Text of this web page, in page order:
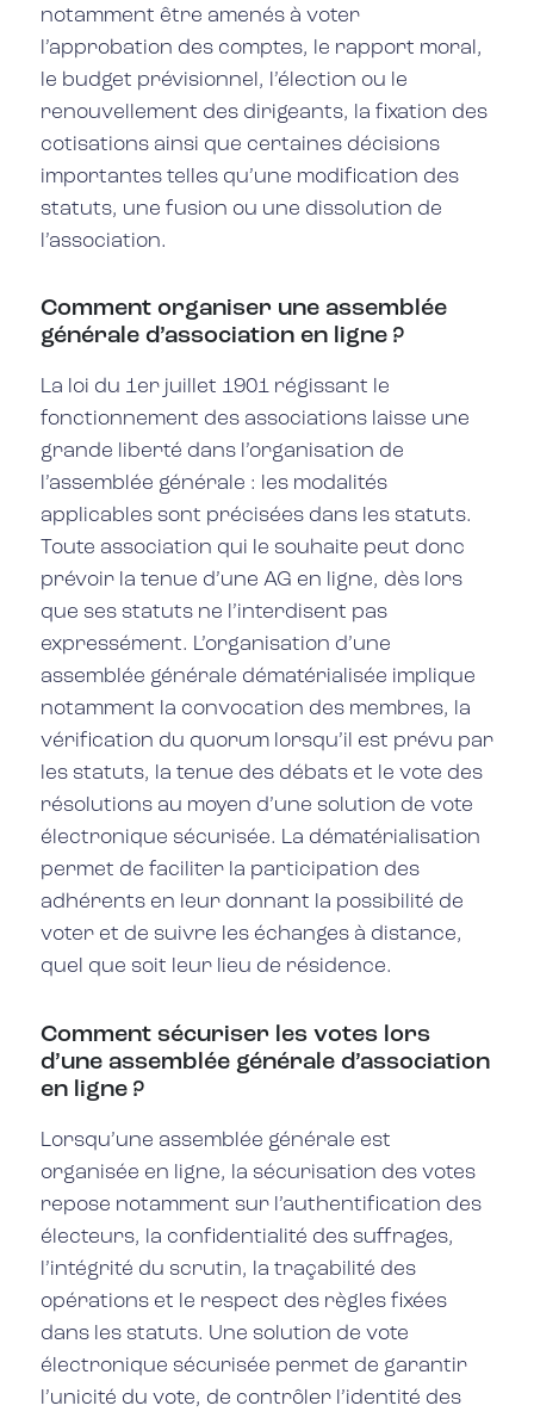
notamment être amenés à voter
l’approbation des comptes, le rapport moral,
le budget prévisionnel, l’élection ou le
renouvellement des dirigeants, la fixation des
cotisations ainsi que certaines décisions
importantes telles qu’une modification des
statuts, une fusion ou une dissolution de
l’association.
Comment organiser une assemblée
générale d’association en ligne ?
La loi du 1er juillet 1901 régissant le
fonctionnement des associations laisse une
grande liberté dans l’organisation de
l’assemblée générale : les modalités
applicables sont précisées dans les statuts.
Toute association qui le souhaite peut donc
prévoir la tenue d’une AG en ligne, dès lors
que ses statuts ne l’interdisent pas
expressément. L’organisation d’une
assemblée générale dématérialisée implique
notamment la convocation des membres, la
vérification du quorum lorsqu’il est prévu par
les statuts, la tenue des débats et le vote des
résolutions au moyen d’une solution de vote
électronique sécurisée. La dématérialisation
permet de faciliter la participation des
adhérents en leur donnant la possibilité de
voter et de suivre les échanges à distance,
quel que soit leur lieu de résidence.
Comment sécuriser les votes lors
d’une assemblée générale d’association
en ligne ?
Lorsqu’une assemblée générale est
organisée en ligne, la sécurisation des votes
repose notamment sur l’authentification des
électeurs, la confidentialité des suffrages,
l’intégrité du scrutin, la traçabilité des
opérations et le respect des règles fixées
dans les statuts. Une solution de vote
électronique sécurisée permet de garantir
l’unicité du vote, de contrôler l’identité des